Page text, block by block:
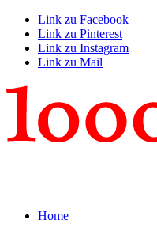
Link zu Facebook
Link zu Pinterest
Link zu Instagram
Link zu Mail
Home